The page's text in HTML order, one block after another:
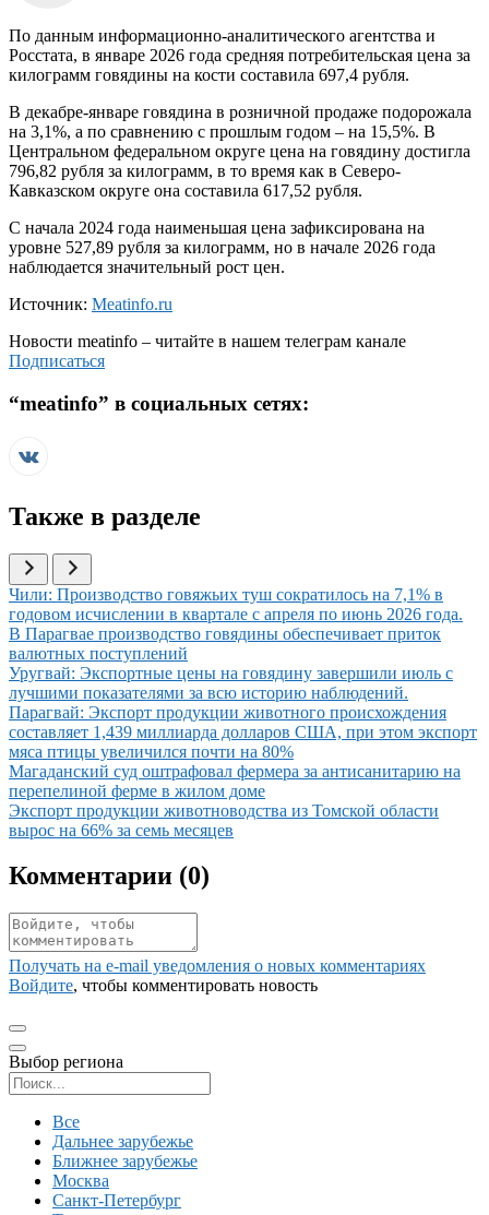
По данным информационно-аналитического агентства и
Росстата, в январе 2026 года средняя потребительская цена за
килограмм говядины на кости составила 697,4 рубля.
В декабре-январе говядина в розничной продаже подорожала
на 3,1%, а по сравнению с прошлым годом – на 15,5%. В
Центральном федеральном округе цена на говядину достигла
796,82 рубля за килограмм, в то время как в Северо-
Кавказском округе она составила 617,52 рубля.
С начала 2024 года наименьшая цена зафиксирована на
уровне 527,89 рубля за килограмм, но в начале 2026 года
наблюдается значительный рост цен.
Источник: Meatinfo.ru
Новости meatinfo – читайте в нашем телеграм канале
Подписаться
“meatinfo” в социальных сетях:
Также в разделе
Иллюстрация новости
Чили: Производство говяжьих туш сократилось на 7,1% в
годовом исчислении в квартале с апреля по июнь 2026 года.
Иллюстрация новости
В Парагвае производство говядины обеспечивает приток
валютных поступлений
Иллюстрация новости
Уругвай: Экспортные цены на говядину завершили июль с
лучшими показателями за всю историю наблюдений.
Иллюстрация новости
Парагвай: Экспорт продукции животного происхождения
составляет 1,439 миллиарда долларов США, при этом экспорт
мяса птицы увеличился почти на 80%
Иллюстрация новости
Магаданский суд оштрафовал фермера за антисанитарию на
перепелиной ферме в жилом доме
Иллюстрация новости
Экспорт продукции животноводства из Томской области
вырос на 66% за семь месяцев
Комментарии (0)
Получать на e‑mail уведомления о новых комментариях
Войдите, чтобы комментировать новость
Выбор региона
Все
Дальнее зарубежье
Ближнее зарубежье
Москва
Санкт-Петербург